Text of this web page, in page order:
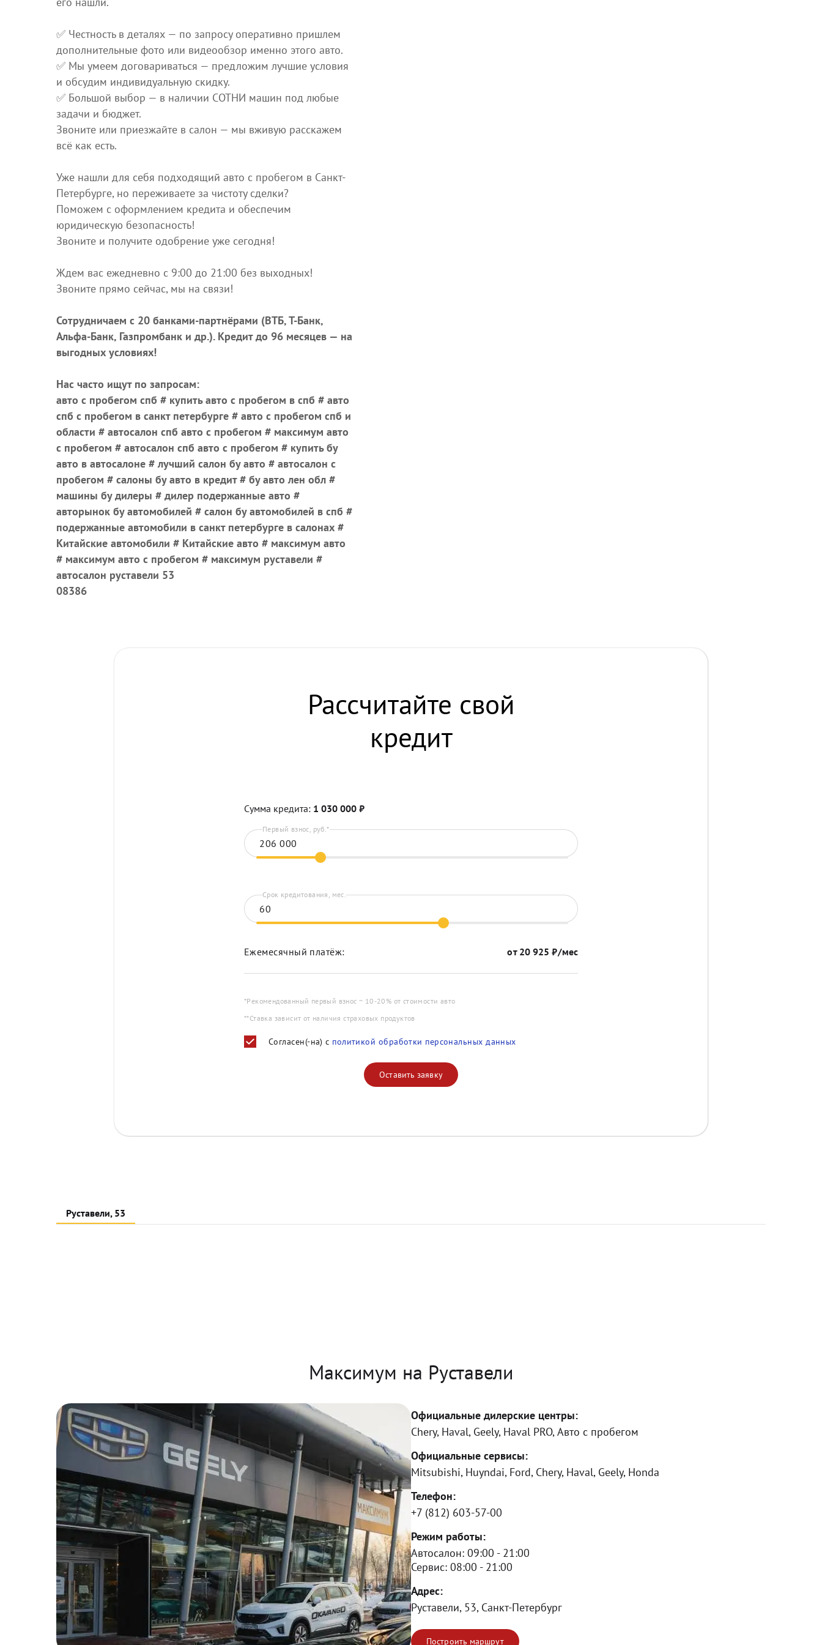
✅ Честность в деталях — по запросу оперативно пришлем
дополнительные фото или видеообзор именно этого авто.
✅ Мы умеем договариваться — предложим лучшие условия
и обсудим индивидуальную скидку.
✅ Большой выбор — в наличии СОТНИ машин под любые
задачи и бюджет.
Звоните или приезжайте в салон — мы вживую расскажем
всё как есть.
Уже нашли для себя подходящий авто с пробегом в Санкт-
Петербурге, но переживаете за чистоту сделки?
Поможем с оформлением кредита и обеспечим
юридическую безопасность!
Звоните и получите одобрение уже сегодня!
Ждем вас ежедневно с 9:00 до 21:00 без выходных!
Звоните прямо сейчас, мы на связи!
Сотрудничаем с 20 банками-партнёрами (ВТБ, Т-Банк,
Альфа-Банк, Газпромбанк и др.). Кредит до 96 месяцев — на
выгодных условиях!
Нас часто ищут по запросам:
авто с пробегом спб # купить авто с пробегом в спб # авто
спб с пробегом в санкт петербурге # авто с пробегом спб и
области # автосалон спб авто с пробегом # максимум авто
с пробегом # автосалон спб авто с пробегом # купить бу
авто в автосалоне # лучший салон бу авто # автосалон с
пробегом # салоны бу авто в кредит # бу авто лен обл #
машины бу дилеры # дилер подержанные авто #
авторынок бу автомобилей # салон бу автомобилей в спб #
подержанные автомобили в санкт петербурге в салонах #
Китайские автомобили # Китайские авто # максимум авто
# максимум авто с пробегом # максимум руставели #
автосалон руставели 53
08386
Рассчитайте свой
кредит
Сумма кредита: 1 030 000 ₽
Первый взнос, руб.*
Срок кредитования, мес.
Ежемесячный платёж: от 20 925 ₽/мес
*Рекомендованный первый взнос ~ 10-20% от стоимости авто
**Ставка зависит от наличия страховых продуктов
Согласен(-на) с политикой обработки персональных данных
Оставить заявку
Руставели, 53
Максимум на Руставели
Официальные дилерские центры:
Chery, Haval, Geely, Haval PRO, Авто с пробегом
Официальные сервисы:
Mitsubishi, Huyndai, Ford, Chery, Haval, Geely, Honda
Телефон:
+7 (812) 603-57-00
Режим работы:
Автосалон: 09:00 - 21:00
Сервис: 08:00 - 21:00
Адрес:
Руставели, 53, Санкт-Петербург
Построить маршрут